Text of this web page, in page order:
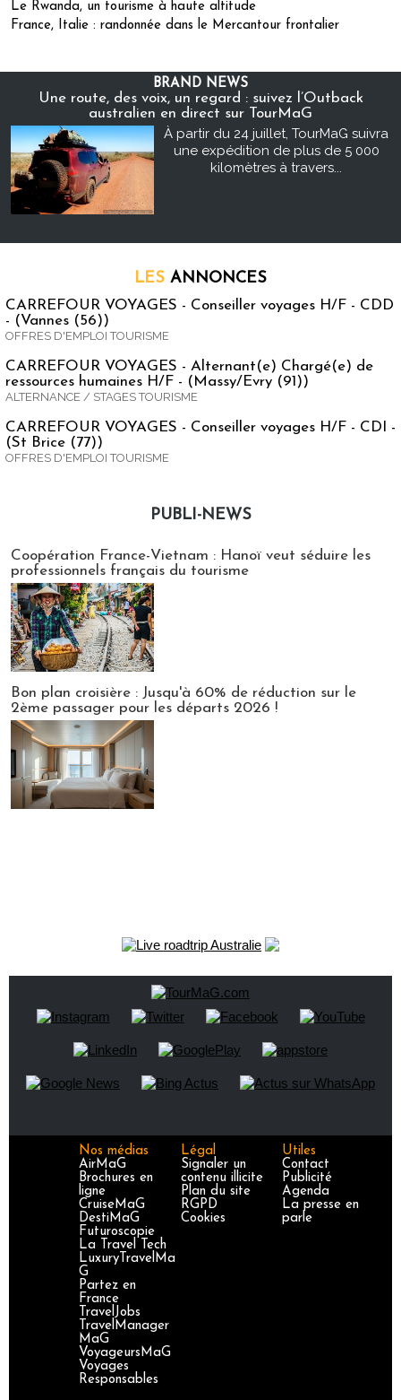
Le Rwanda, un tourisme à haute altitude
France, Italie : randonnée dans le Mercantour frontalier
BRAND NEWS
Une route, des voix, un regard : suivez l’Outback
australien en direct sur TourMaG
À partir du 24 juillet, TourMaG suivra
une expédition de plus de 5 000
kilomètres à travers...
LES ANNONCES
CARREFOUR VOYAGES - Conseiller voyages H/F - CDD
- (Vannes (56))
OFFRES D'EMPLOI TOURISME
CARREFOUR VOYAGES - Alternant(e) Chargé(e) de
ressources humaines H/F - (Massy/Evry (91))
ALTERNANCE / STAGES TOURISME
CARREFOUR VOYAGES - Conseiller voyages H/F - CDI -
(St Brice (77))
OFFRES D'EMPLOI TOURISME
PUBLI-NEWS
Coopération France-Vietnam : Hanoï veut séduire les
professionnels français du tourisme
Bon plan croisière : Jusqu'à 60% de réduction sur le
2ème passager pour les départs 2026 !
Nos médias
AirMaG
Brochures en
ligne
CruiseMaG
DestiMaG
Futuroscopie
La Travel Tech
LuxuryTravelMa
G
Partez en
France
TravelJobs
TravelManager
MaG
VoyageursMaG
Voyages
Responsables
Légal
Signaler un
contenu illicite
Plan du site
RGPD
Cookies
Utiles
Contact
Publicité
Agenda
La presse en
parle